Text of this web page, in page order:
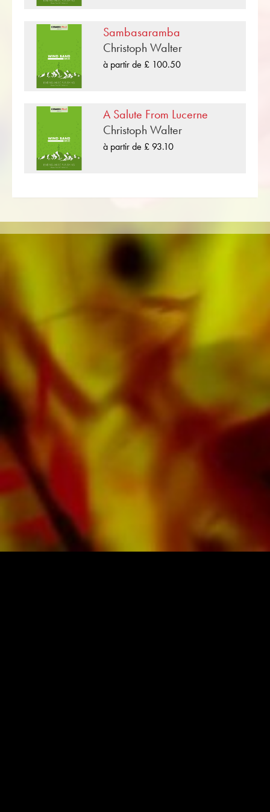
puissiez compléter votre programme de
concert, toutes les partitions peuvent être
affichées en un clic sur Musique pour le
divertissement dans le Niveau de difficulté C
«It's Showtime!» est l'une des nombreuses
compositions de musique pour cuivres publiées
par Musikverlag Obrasso. À côté de Goff
Richards plus de 100 compositeurs et
musicale suisse. En plus de la partition pour
formats tels que Brass Band, Orchestre
cuivres, Ensemble à vent, Orchestre
Symphonique aussi bien que CDs et Éducation
musicale. Une grande partie de la littérature
de l'éditeur provenant de fanfares de premier
plan telles que le Black Dyke Band, le Cory
Band, le Brighouse & Rastrick Band ou
l'Oberaargauer Brass Band a été enregistrée
sur Obrasso Records. Tous les supports sonores
sont également disponibles numériquement sur
les portails populaires d'Apple, d'Amazon, de
Google, de Spotify et d'autres fournisseurs du
Toutes les partitions d'Obrasso sont produites
sur du papier de haute qualité. Le papier à
lettres légèrement jaunâtre offre un bon
contraste et est agréable pour les yeux dans
des conditions d'éclairage difficiles. La
livraison aux clients privés dans le monde
Sambasaramba
Christoph Walter
à partir de £ 100.50
A Salute From Lucerne
Christoph Walter
à partir de £ 93.10